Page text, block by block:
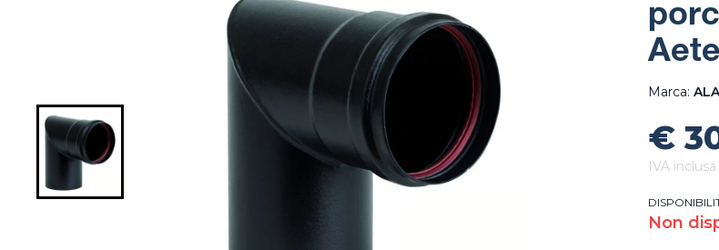
Marca: ALA
€
IVA inclusa
Non